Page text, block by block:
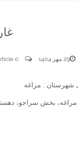
29 مهر 1404 0 comments
شهرستان : مراغه